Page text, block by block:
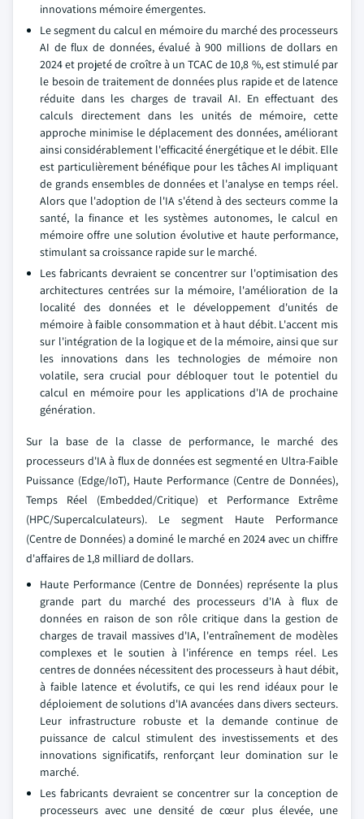
innovations mémoire émergentes.
Le segment du calcul en mémoire du marché des processeurs
AI de flux de données, évalué à 900 millions de dollars en
2024 et projeté de croître à un TCAC de 10,8 %, est stimulé par
le besoin de traitement de données plus rapide et de latence
réduite dans les charges de travail AI. En effectuant des
calculs directement dans les unités de mémoire, cette
approche minimise le déplacement des données, améliorant
ainsi considérablement l'efficacité énergétique et le débit. Elle
est particulièrement bénéfique pour les tâches AI impliquant
de grands ensembles de données et l'analyse en temps réel.
Alors que l'adoption de l'IA s'étend à des secteurs comme la
santé, la finance et les systèmes autonomes, le calcul en
mémoire offre une solution évolutive et haute performance,
stimulant sa croissance rapide sur le marché.
Les fabricants devraient se concentrer sur l'optimisation des
architectures centrées sur la mémoire, l'amélioration de la
localité des données et le développement d'unités de
mémoire à faible consommation et à haut débit. L'accent mis
sur l'intégration de la logique et de la mémoire, ainsi que sur
les innovations dans les technologies de mémoire non
volatile, sera crucial pour débloquer tout le potentiel du
calcul en mémoire pour les applications d'IA de prochaine
génération.
Sur la base de la classe de performance, le marché des
processeurs d'IA à flux de données est segmenté en Ultra-Faible
Puissance (Edge/IoT), Haute Performance (Centre de Données),
Temps Réel (Embedded/Critique) et Performance Extrême
(HPC/Supercalculateurs). Le segment Haute Performance
(Centre de Données) a dominé le marché en 2024 avec un chiffre
d'affaires de 1,8 milliard de dollars.
Haute Performance (Centre de Données) représente la plus
grande part du marché des processeurs d'IA à flux de
données en raison de son rôle critique dans la gestion de
charges de travail massives d'IA, l'entraînement de modèles
complexes et le soutien à l'inférence en temps réel. Les
centres de données nécessitent des processeurs à haut débit,
à faible latence et évolutifs, ce qui les rend idéaux pour le
déploiement de solutions d'IA avancées dans divers secteurs.
Leur infrastructure robuste et la demande continue de
puissance de calcul stimulent des investissements et des
innovations significatifs, renforçant leur domination sur le
marché.
Les fabricants devraient se concentrer sur la conception de
processeurs avec une densité de cœur plus élevée, une